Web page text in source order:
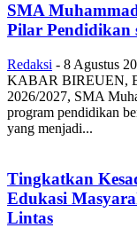
SMA
Pilar Pendidikan
Redaksi - 8 Agustus
KABAR BIREUEN,
2026/2027, SMA
program pendidikan
yang menjadi...
Tingkatkan
Edukasi
Lintas